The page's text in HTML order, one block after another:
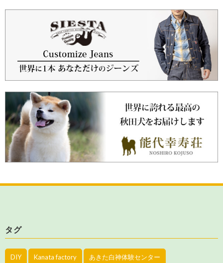
タグ
DIY Kanata factory あきた白神体験センター